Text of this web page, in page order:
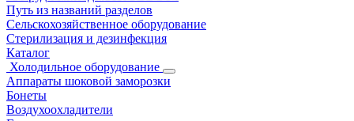
Путь из названий разделов
Сельскохозяйственное оборудование
Стерилизация и дезинфекция
Каталог
Холодильное оборудование
Аппараты шоковой заморозки
Бонеты
Воздухоохладители